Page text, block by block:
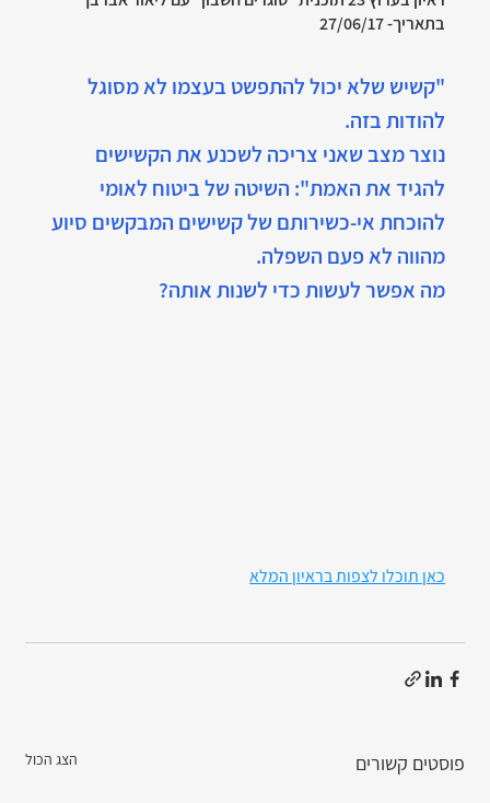
בתאריך- 27/06/17
"קשיש שלא יכול להתפשט בעצמו לא מסוגל
להודות בזה.
נוצר מצב שאני צריכה לשכנע את הקשישים
להגיד את האמת": השיטה של ביטוח לאומי
להוכחת אי-כשירותם של קשישים המבקשים סיוע
מהווה לא פעם השפלה.
מה אפשר לעשות כדי לשנות אותה?
כאן תוכלו לצפות בראיון המלא
פוסטים קשורים הצג הכול